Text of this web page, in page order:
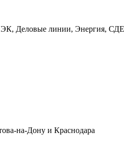
Деловые линии, Энергия,
на-Дону и Краснодара